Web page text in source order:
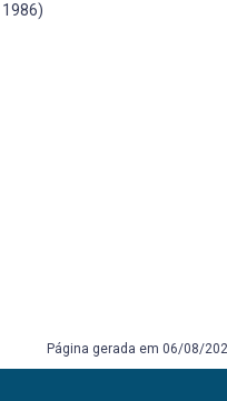
Página gerada em 06/08/